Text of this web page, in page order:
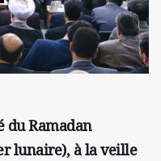
du Ramadan
lunaire), à la veille